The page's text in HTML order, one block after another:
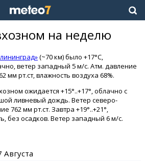
на неделю
(~70 км) было +17°C,
ветер западный 5 м/с. Атм. давление
мм рт.ст, влажность воздуха 68%.
ожидается +15°..+17°, облачно с
ливневый дождь. Ветер северо-
762 мм рт.ст. Завтра +19°..+21°,
без осадков. Ветер западный 6 м/с.